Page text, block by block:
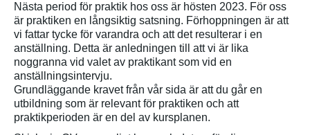
Nästa period för praktik hos oss är hösten 2023. För oss
är praktiken en långsiktig satsning. Förhoppningen är att
vi fattar tycke för varandra och att det resulterar i en
anställning. Detta är anledningen till att vi är lika
noggranna vid valet av praktikant som vid en
anställningsintervju.
Grundläggande kravet från vår sida är att du går en
utbildning som är relevant för praktiken och att
praktikperioden är en del av kursplanen.